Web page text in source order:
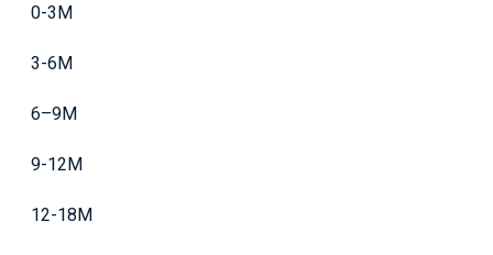
0-3M
3-6M
6–9M
9-12M
12-18M